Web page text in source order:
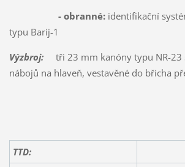
- obranné:identifikační
typu Barij-1
Výzbroj:tři 23 mm kanóny typu NR-23
nábojů na hlaveň, vestavěné do břicha
TTD: